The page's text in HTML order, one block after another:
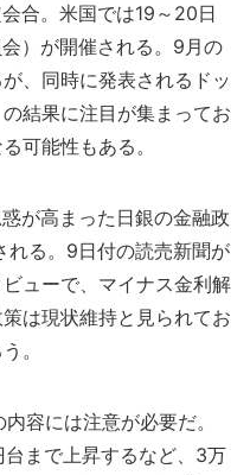
合。米国では19～20日
）が開催される。9月の
、同時に発表されるドッ
結果に注目が集まってお
可能性もある。
が高まった日銀の金融政
れる。9日付の読売新聞が
ューで、マイナス金利解
は現状維持と見られてお
。
容には注意が必要だ。
まで上昇するなど、3万